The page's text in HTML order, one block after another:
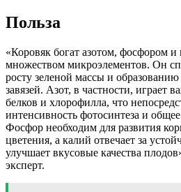
Польза
«Коровяк богат азотом, фосфором и
множеством микроэлементов. Он
росту зеленой массы и
завязей. Азот, в частности, играет
белков и хлорофилла, что
интенсивность фотосинтеза и
Фосфор необходим для развития
цветения, а калий отвечает за
улучшает вкусовые качества
эксперт.